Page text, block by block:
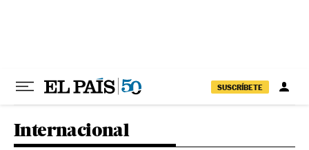
SUSCRÍBETE
Internacional